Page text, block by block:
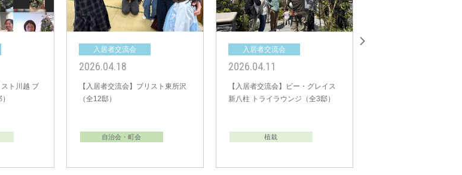
【入居者交流会】ビー・グレイス
梅郷 ゆうひテラス（全11邸）
【入居者交流会】ブリスト清瀬 東
京フェーズ47（全47邸）
【入居者交流会】ビー・グレイス
流山おおたかの森32 2nd